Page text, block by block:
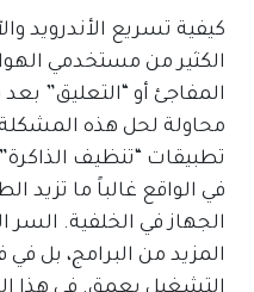
كيفية تسريع الأندرويد
الكثير من مستخدمي
المفاجئ أو “التعليق”
محاولة لحل هذه
تطبيقات “تنظيف
في الواقع غالباً ما تزيد
الجهاز في الخلفية.
المزيد من البرامج، بل